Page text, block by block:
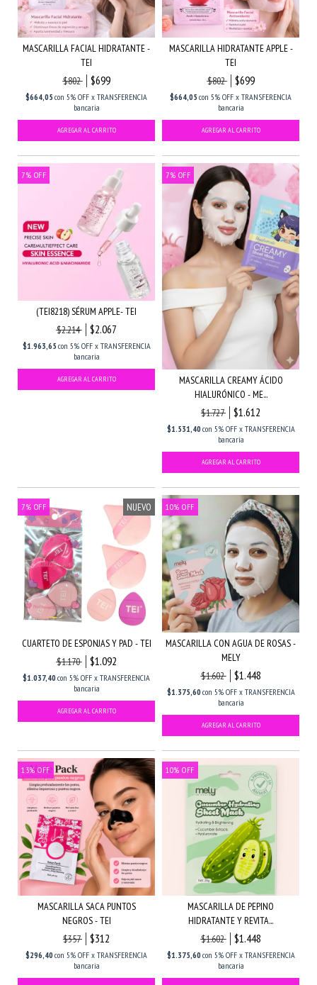
MASCARILLA FACIAL HIDRATANTE -
TEI
$802
$699
$664,05 con 5% OFF x TRANSFERENCIA
bancaria
MASCARILLA HIDRATANTE APPLE -
TEI
$802
$699
$664,05 con 5% OFF x TRANSFERENCIA
bancaria
7% OFF
(TEI8218) SÉRUM APPLE- TEI
$2.214
$2.067
$1.963,65 con 5% OFF x TRANSFERENCIA
bancaria
7% OFF
MASCARILLA CREAMY ÁCIDO
HIALURÓNICO - ME...
$1.727
$1.612
$1.531,40con 5% OFF x TRANSFERENCIA
bancaria
7% OFF NUEVO
CUARTETO DE ESPONJAS Y PAD - TEI
$1.170
$1.092
$1.037,40con 5% OFF x TRANSFERENCIA
bancaria
10% OFF
MASCARILLA CON AGUA DE ROSAS -
MELY
$1.602
$1.448
$1.375,60con 5% OFF x TRANSFERENCIA
bancaria
13% OFF
MASCARILLA SACA PUNTOS
NEGROS - TEI
$357
$312
$296,40con 5% OFF x TRANSFERENCIA
bancaria
10% OFF
MASCARILLA DE PEPINO
HIDRATANTE Y REVITA...
$1.602
$1.448
$1.375,60con 5% OFF x TRANSFERENCIA
bancaria